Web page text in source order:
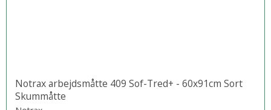
Notrax arbejdsmåtte 409 Sof-Tred+ - 60x91cm Sort
Skummåtte